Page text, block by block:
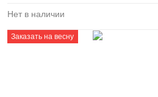
Нет в наличии
Заказать на весну